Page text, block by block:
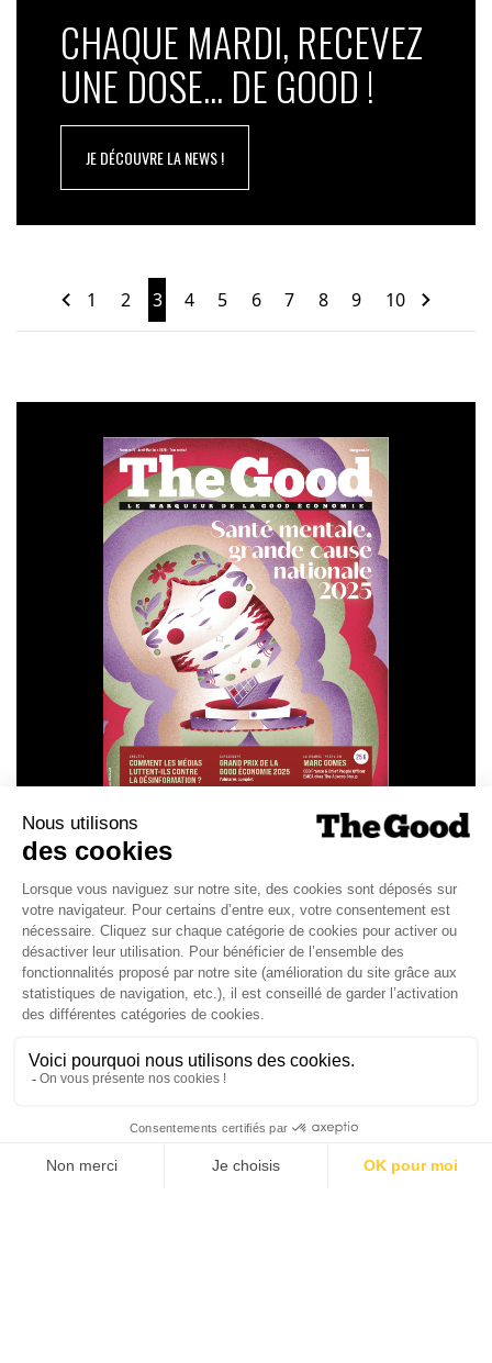
CHAQUE MARDI, RECEVEZ
UNE DOSE... DE GOOD !
JE DÉCOUVRE LA NEWS !
1 2 3 4 5 6 7 8 9 10
SANTÉ MENTALE, GRANDE
CAUSE NATIONALE 2025
Dans ce numéro, enquête : Comment les
médias luttent-ils contre la désinformation ? |
Palmarès complet du Grand Prix de la Good
Économie 2025 | La grande interview de Marc
Gomes, CEO France & Chief People Officer